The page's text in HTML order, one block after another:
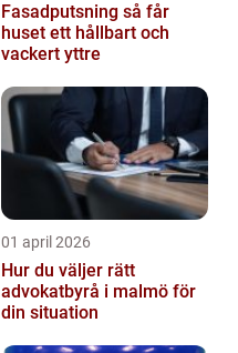
Fasadputsning så får
huset ett hållbart och
vackert yttre
01 april 2026
Hur du väljer rätt
advokatbyrå i malmö för
din situation